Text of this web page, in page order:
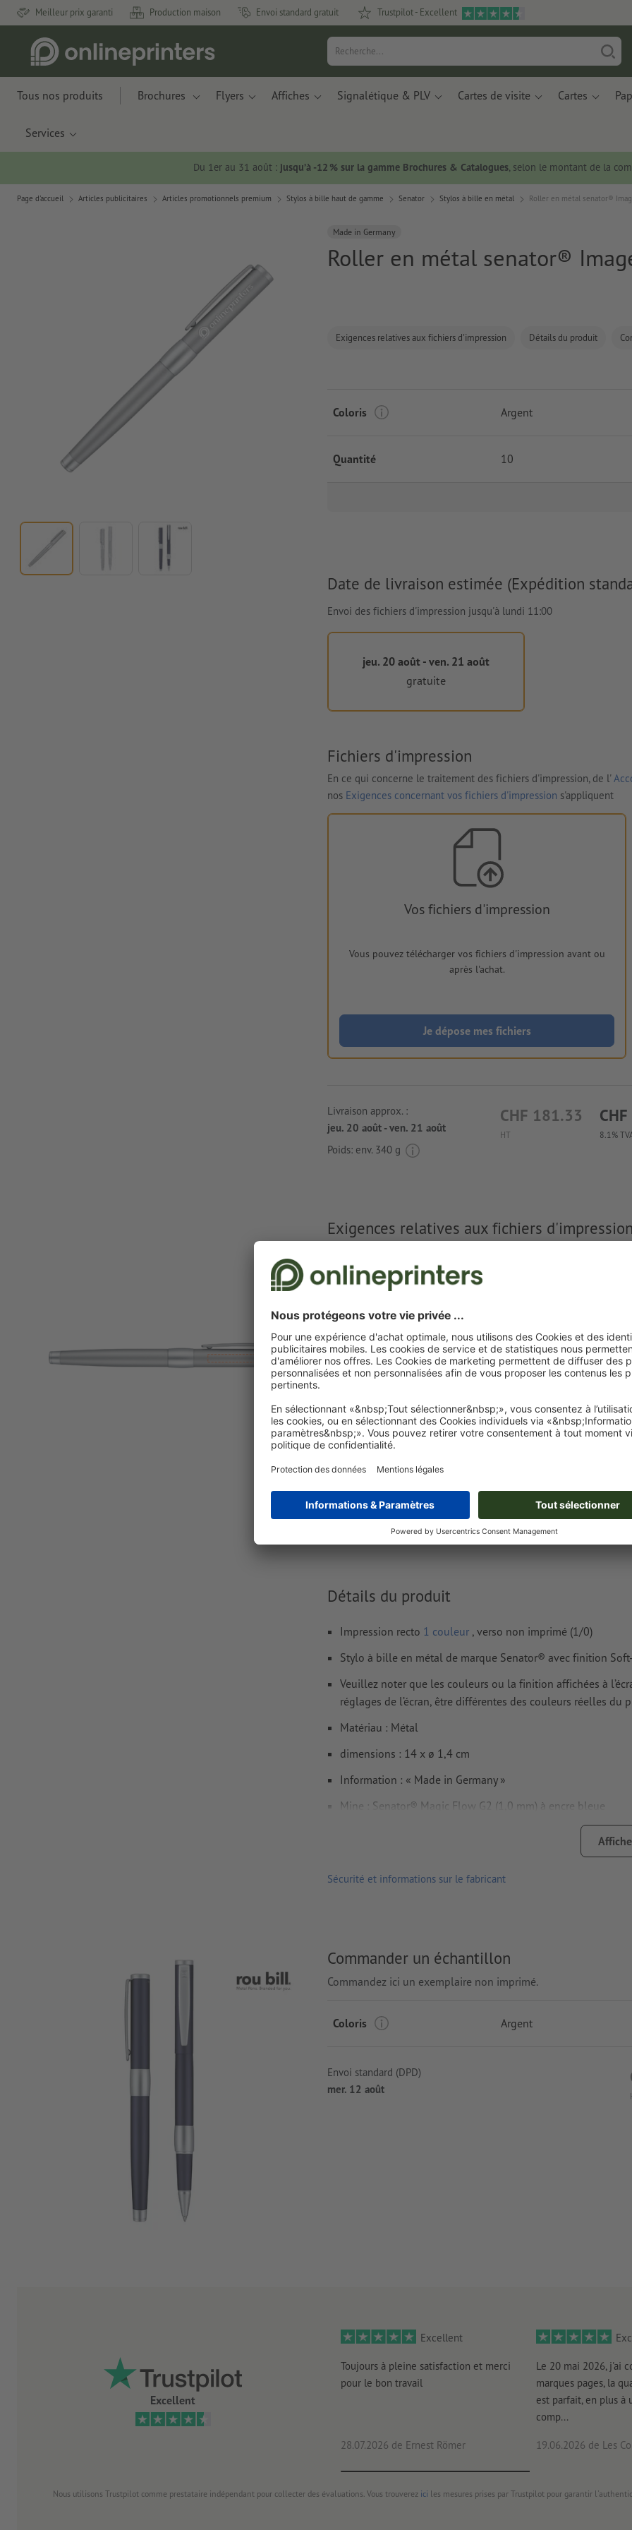
Meilleur prix garanti Production maison Envoi standard gratuit Trustpilot - Excellent
Tous nos produits Brochures Flyers Affiches Signalétique & PLV Cartes de visite Cartes
Services
Du 1er au 31 août : jusqu’à -12 % sur la gamme Brochures & Catalogues, selon le montant de la
Page d'accueil Articles publicitaires Articles promotionnels premium Stylos à bille haut de gamme Senator Stylos à bille en métal Roller en métal senator®
Made in Germany
Roller en métal senator®
Exigences relatives aux fichiers d'impression Détails du produit
Coloris Argent
Quantité 10
Date de livraison estimée (Expédition
Envoi des fichiers d'impression jusqu'à lundi 11:00
jeu. 20 août - ven. 21 août
gratuite
Fichiers d'impression
En ce qui concerne le traitement des fichiers d'impression, de l'
nos Exigences concernant vos fichiers d'impression s'appliquent
Vos fichiers d'impression
Vous pouvez télécharger vos fichiers d'impression avant ou
après l'achat.
Je dépose mes fichiers
HT
CHF 181.33
8.1%
Livraison approx. :
jeu. 20 août - ven. 21 août
Poids: env. 340 g
Exigences relatives aux fichiers
Format de données(incl. 0 mm fond perdu) : 3,5 x 0,5 cm
Le PDF « prêt à l’impression » ne peut contenir que des
images et modèles JPEG ou TIFF ne conviennent pas
Vous trouverez de plus amples informations et conseils
données vectoriellesdans notre espace Aide / F.A.Q.
d'impression doivent être créés sous forme de
Nous ne vérifions pas lesfautes d'orthographe et de syntaxe
Comment créer correctement des fichiers d'impression?
Détails du produit
Impression recto 1 couleur , verso non imprimé (1/0)
Stylo à bille en métal de marque Senator® avec finition
Veuillez noter que les couleurs ou la finition affichées à
réglages de l’écran, être différentes des couleurs réelles du
Matériau : Métal
dimensions : 14 x ø 1,4 cm
Information : « Made in Germany »
Mine : Senator® Magic Flow G2 (1,0 mm) à encre bleue
Traitement: Gravure laser
Sécurité et informations sur le fabricant
Commander un échantillon
Commandez ici un exemplaire non imprimé.
Coloris Argent
Envoi standard (DPD)
mer. 12 août
Excellent
Excellent
Toujours à pleine satisfaction et merci
pour le bon travail
28.07.2026 de Ernest Römer
Le 20 mai 2026, j'ai
marques pages, la
est parfait, en plus
comp...
19.06.2026 de Les
Nous utilisons Trustpilot comme prestataire indépendant pour collecter des évaluations. Vous trouverez ici les mesures prises par Trustpilot pour garantir